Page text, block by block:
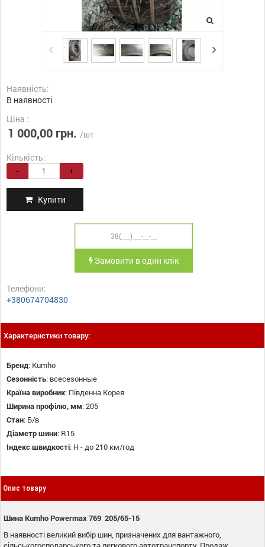
Наявність:
В наявності
Ціна :
1 000,00 грн. /шт
Кількість:
- +
Купити
Замовити в один клік
Телефони:
+380674704830
Характеристики товару:
Бренд: Kumho
Сезонність: всесезонные
Країна виробник: Південна Корея
Ширина профілю, мм:205
Стан: Б/в
Діаметр шини: R15
Індекс швидкості: H - до 210 км/год
Опис товару
Шина Kumho Powermax 769 205/65-15
В наявності великий вибір шин, призначених для вантажного,